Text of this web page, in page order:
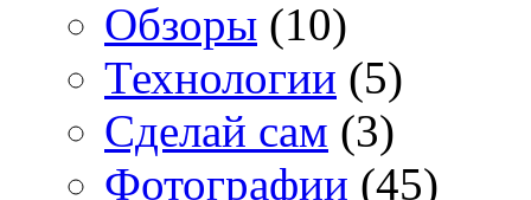
Обзоры (10)
Технологии (5)
Сделай сам (3)
Фотографии (45)